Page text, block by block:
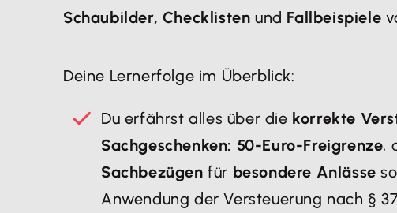
Schaubilder, Checklisten und Fallbeispiele
Deine Lernerfolge im Überblick:
Du erfährst alles über die korrekte
Sachgeschenken: 50-Euro-Freigrenze,
Sachbezügen für besondere Anlässe
Anwendung der Versteuerung nach §